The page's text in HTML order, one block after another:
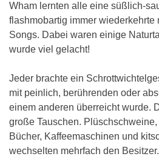
Wham lernten alle eine süßlich-
flashmobartig immer wiederkehrte
Songs. Dabei waren einige
wurde viel gelacht!
Jeder brachte ein
mit peinlich, berührenden oder
einem anderen überreicht wurde.
große Tauschen.
Bücher, Kaffeemaschinen und
wechselten mehrfach den Besitzer.